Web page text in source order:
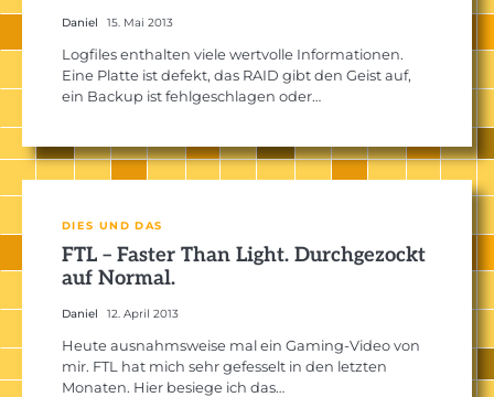
Daniel 15. Mai 2013
Logfiles enthalten viele wertvolle Informationen.
Eine Platte ist defekt, das RAID gibt den Geist auf,
ein Backup ist fehlgeschlagen oder…
DIES UND DAS
FTL – Faster Than Light. Durchgezockt
auf Normal.
Daniel 12. April 2013
Heute ausnahmsweise mal ein Gaming-Video von
mir. FTL hat mich sehr gefesselt in den letzten
Monaten. Hier besiege ich das…